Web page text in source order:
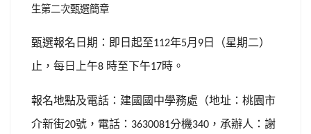
生第二次甄選簡章
甄選報名日期：即日起至112年5月 9 日（星期二）
止，每日上午8 時至下午17時。
報名地點及電話：建國國中學務處（地址：桃園市
介新街20號，電話： 3630081分機340 ，承辦人：謝